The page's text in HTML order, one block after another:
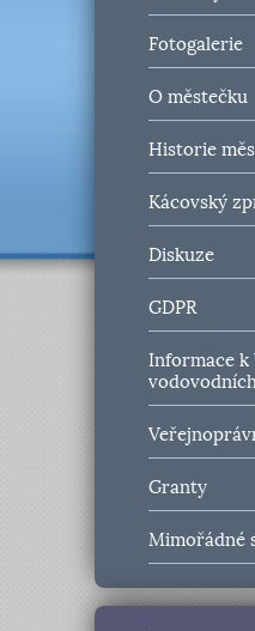
Fotogalerie
O městečku
Historie
Kácovský
Diskuze
GDPR
Informace k
Granty
Mimořádné